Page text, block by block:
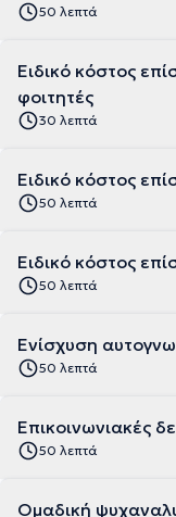
50 λεπτά
Ειδικό κόστος
φοιτητές
30 λεπτά
Ειδικό κόστος
50 λεπτά
Ειδικό κόστος
50 λεπτά
Ενίσχυση
50 λεπτά
Επικοινωνιακές
50 λεπτά
Ομαδική